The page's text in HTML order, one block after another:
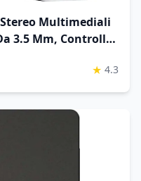
Multimediali
3.5 Mm, Controlli
Lettore
★ 4.3